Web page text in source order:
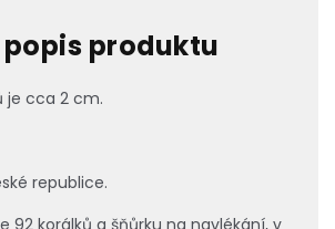
produktu
je cca 2 cm.
republice.
92 korálků a šňůrku na navlékání, v